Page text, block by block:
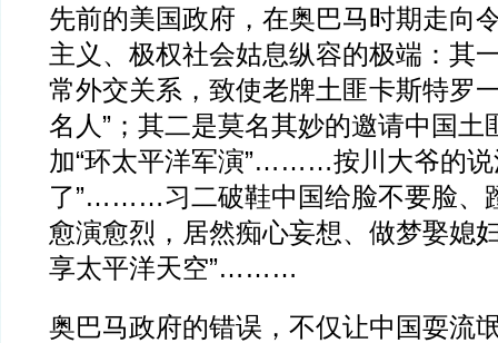
先前的美国政府，在奥巴马时期走向
主义、极权社会姑息纵容的极端：其
常外交关系，致使老牌土匪卡斯特罗
名人”；其二是莫名其妙的邀请中国土
加“环太平洋军演”………按川大爷的说
了”………习二破鞋中国给脸不要脸、
愈演愈烈，居然痴心妄想、做梦娶媳
享太平洋天空”………
奥巴马政府的错误，不仅让中国耍流